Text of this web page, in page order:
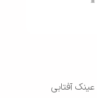
عینک آفتابی